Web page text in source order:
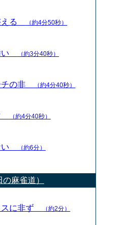
える （約4分50秒）
い （約3分40秒）
チの非 （約4分40秒）
（約4分40秒）
い （約6分）
麻雀道）
スに非ず （約2分）